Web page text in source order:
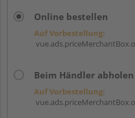
Online bestellen
Auf Vorbestellung:
Beim Händler abholen
Auf Vorbestellung: